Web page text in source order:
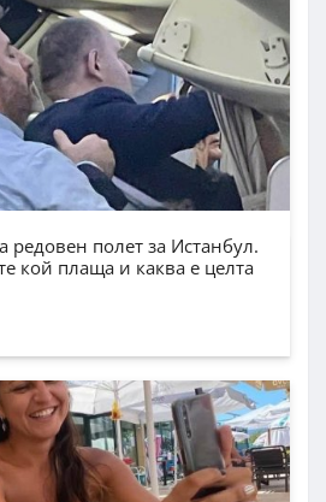
редовен полет за Истанбул.
кой плаща и каква е целта